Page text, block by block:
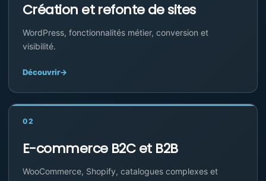
Création et refonte de sites
WordPress, fonctionnalités métier, conversion et
visibilité.
Découvrir→
02
E-commerce B2C et B2B
WooCommerce, Shopify, catalogues complexes et